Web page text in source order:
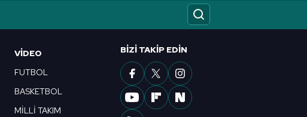
VIDEO
FUTBOL
BASKETBOL
MİLLİ TAKIM
BIZI TAKIP EDIN